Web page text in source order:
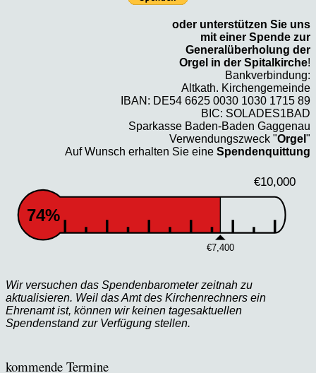
oder unterstützen Sie uns
mit einer Spende zur
Generalüberholung der
Orgel in der Spitalkirche!
Bankverbindung:
Altkath. Kirchengemeinde
IBAN: DE54 6625 0030 1030 1715 89
BIC: SOLADES1BAD
Sparkasse Baden-Baden Gaggenau
Verwendungszweck "Orgel "
Auf Wunsch erhalten Sie eine Spendenquittung
€10,000
€7,400
74%
Wir versuchen das Spendenbarometer zeitnah zu
aktualisieren. Weil das Amt des Kirchenrechners ein
Ehrenamt ist, können wir keinen tagesaktuellen
Spendenstand zur Verfügung stellen.
kommende Termine